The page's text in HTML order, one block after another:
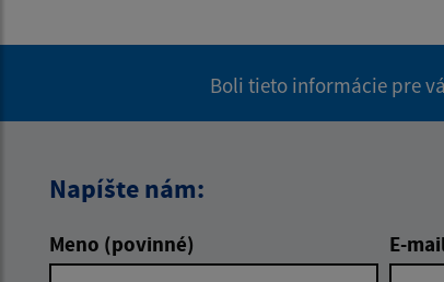
Boli tieto informácie pre
Napíšte nám:
Meno (povinné) E-